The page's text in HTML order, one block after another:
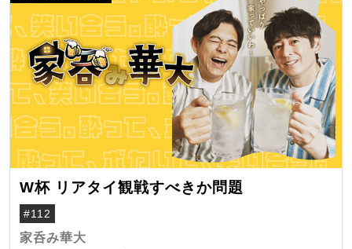
W杯 リアタイ観戦すべきか問題
#112
家呑み華大